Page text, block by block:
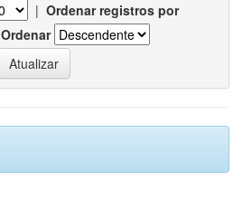
| Ordenar registros por
Ordenar